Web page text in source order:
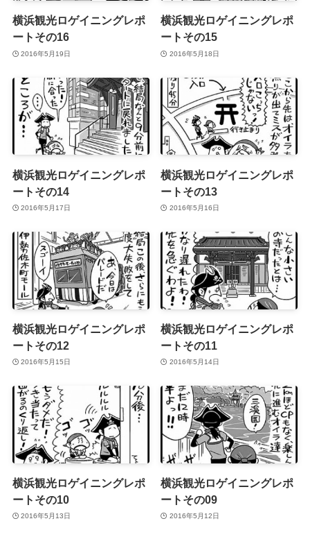
横浜観光ロゲイニングレポ
ートその16
2016年5月19日
横浜観光ロゲイニングレポ
ートその15
2016年5月18日
横浜観光ロゲイニングレポ
ートその14
2016年5月17日
横浜観光ロゲイニングレポ
ートその13
2016年5月16日
横浜観光ロゲイニングレポ
ートその12
2016年5月15日
横浜観光ロゲイニングレポ
ートその11
2016年5月14日
横浜観光ロゲイニングレポ
ートその10
2016年5月13日
横浜観光ロゲイニングレポ
ートその09
2016年5月12日